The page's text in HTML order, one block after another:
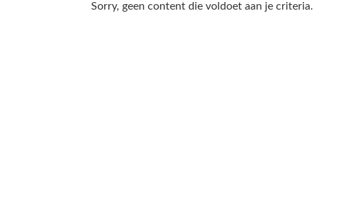
VoederbouwSorry, geen content die voldoet aan je criteria.